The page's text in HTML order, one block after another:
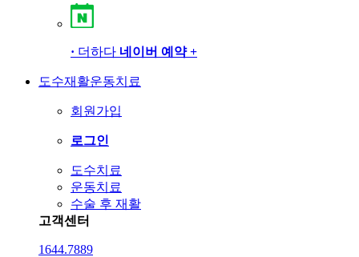
· 더하다 네이버 예약 +
도수재활운동치료
회원가입
로그인
도수치료
운동치료
수술 후 재활
고객센터
1644.7889